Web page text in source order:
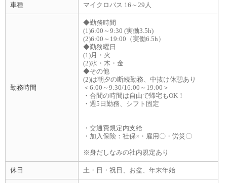
車種 マイクロバス 16～29人
勤務時間
◆勤務時間
(1)6:00～9:30 (実働3.5h)
(2)6:00～19:00（実働6.5h）
◆勤務曜日
(1)月・火
(2)水・木・金
◆その他
(2)は朝夕の断続勤務、中抜け休憩あり
＜6:00～9:30/16:00～19:00＞
・合間の時間は自由で帰宅もOK！
・週5日勤務、シフト固定
・交通費規定内支給
・加入保険：社保×・雇用〇・労災〇
※身だしなみの社内規定あり
休日 土・日・祝日、お盆、年末年始